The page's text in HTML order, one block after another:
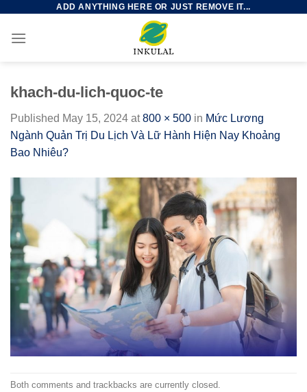
content
ADD ANYTHING HERE OR JUST REMOVE IT...
khach-du-lich-quoc-te
Published May 15, 2024 at800 × 500 in Mức Lương
Ngành Quản Trị Du Lịch Và Lữ Hành Hiện Nay Khoảng
Bao Nhiêu?
Both comments and trackbacks are currently closed.